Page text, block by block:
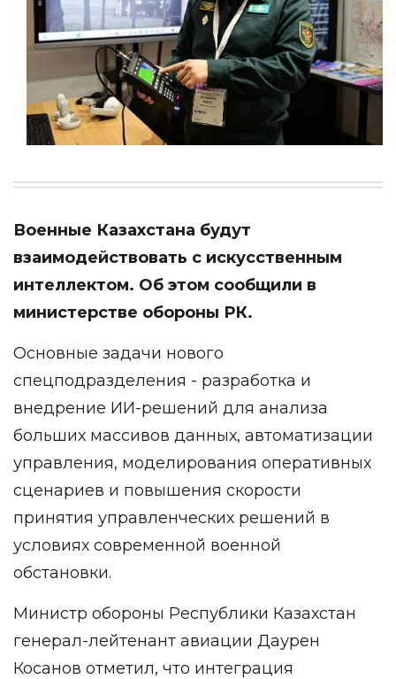
Военные Казахстана будут
взаимодействовать с искусственным
интеллектом. Об этом сообщили в
министерстве обороны РК.
Основные задачи нового
спецподразделения ⁠- разработка и
внедрение ИИ-решений для анализа
больших массивов данных, автоматизации
управления, моделирования оперативных
сценариев и повышения скорости
принятия управленческих решений в
условиях современной военной
обстановки.
Министр обороны Республики Казахстан
генерал-лейтенант авиации Даурен
Косанов отметил, что интеграция